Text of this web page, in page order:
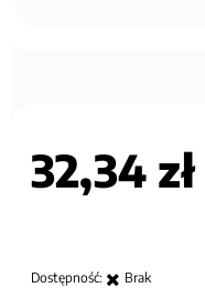
32,34 zł
Dostępność: Brak